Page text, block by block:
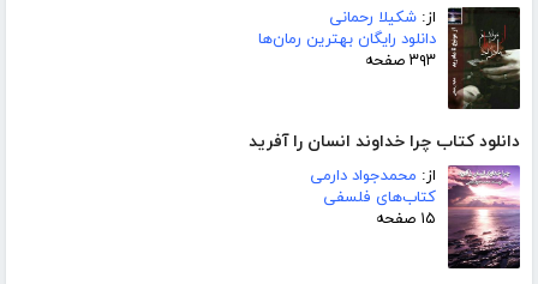
از: شکیلا رحمانی
دانلود رایگان بهترین رمان‌ها
۳۹۳ صفحه
دانلود کتاب چرا خداوند انسان را آفرید
از: محمدجواد دارمی
کتاب‌های فلسفی
۱۵ صفحه